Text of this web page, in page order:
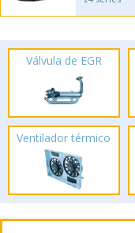
Válvula de EGR
Ventilador térmico